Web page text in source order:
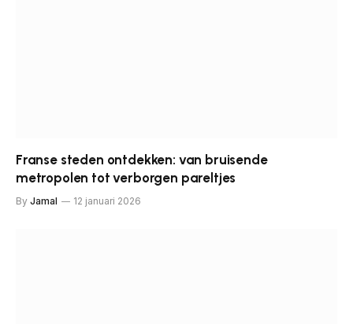
Franse steden ontdekken: van bruisende
metropolen tot verborgen pareltjes
By Jamal 12 januari 2026